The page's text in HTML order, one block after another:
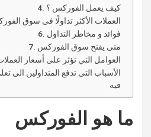
كيف يعمل الفوركس ؟
العملات الأكثر تداولًا فى سوق
فوائد و مخاطر التداول
متى يفتح سوق الفوركس
العوامل التي تؤثر على أسعار
الأسباب التى تدفع المتداولين الى
فيه
ما هو الفوركس